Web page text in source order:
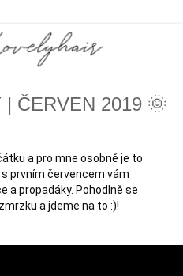
ČERVEN 2019 🌞
a pro mne osobně je to
prvním červencem vám
a propadáky. Pohodlně se